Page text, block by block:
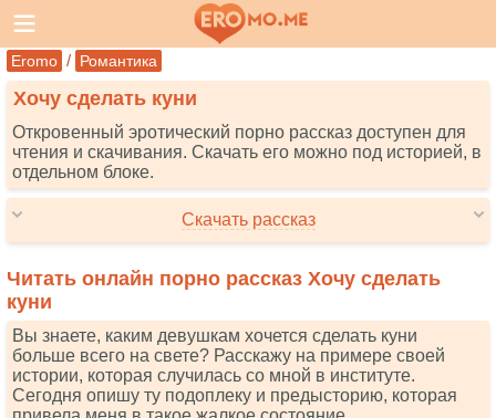
Eromo / Романтика
Хочу сделать куни
Откровенный эротический порно рассказ доступен для
чтения и скачивания. Скачать его можно под историей, в
отдельном блоке.
Скачать рассказ
Читать онлайн порно рассказ Хочу сделать
куни
Вы знаете, каким девушкам хочется сделать куни
больше всего на свете? Расскажу на примере своей
истории, которая случилась со мной в институте.
Сегодня опишу ту подоплеку и предысторию, которая